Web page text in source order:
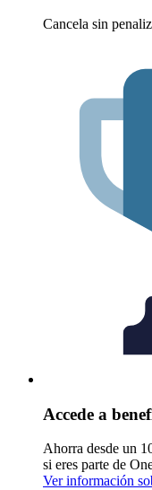
Cancela sin
Accede a
Ahorra desde un
si eres parte de
Ver información